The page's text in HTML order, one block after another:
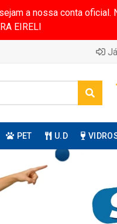
a nossa conta
EIRELI
PET U.D